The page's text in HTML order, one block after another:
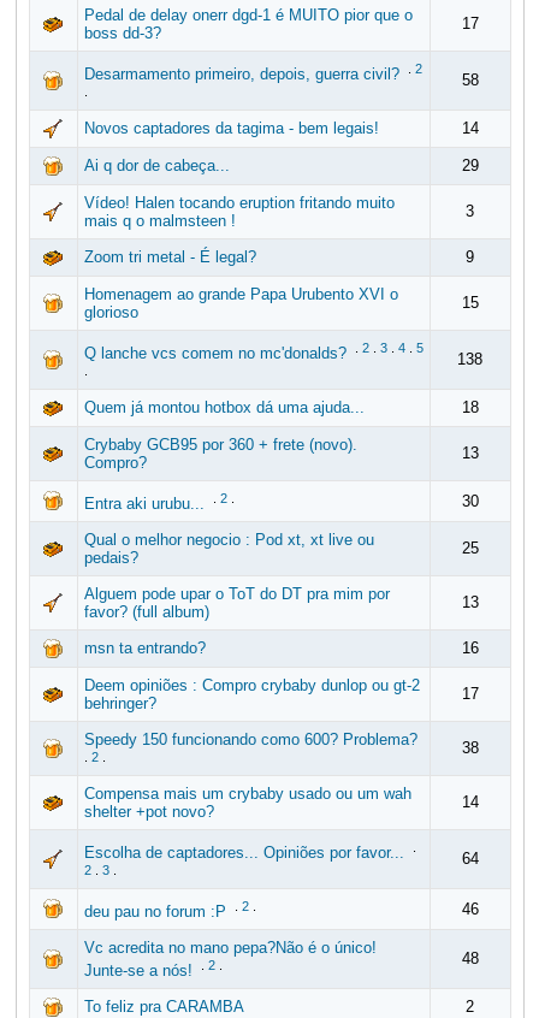
Pedal de delay onerr dgd-1 é MUITO pior que o
boss dd-3?
17
Desarmamento primeiro, depois, guerra civil?
2
58
Novos captadores da tagima - bem legais! 14
Ai q dor de cabeça... 29
Vídeo! Halen tocando eruption fritando muito
mais q o malmsteen !
3
Zoom tri metal - É legal? 9
Homenagem ao grande Papa Urubento XVI o
glorioso
15
Q lanche vcs comem no mc'donalds? 2. 3. 4. 5
138
Quem já montou hotbox dá uma ajuda... 18
Crybaby GCB95 por 360 + frete (novo).
Compro?
13
Entra aki urubu... 2. 30
Qual o melhor negocio : Pod xt, xt live ou
pedais?
25
Alguem pode upar o ToT do DT pra mim por
favor? (full album)
13
msn ta entrando? 16
Deem opiniões : Compro crybaby dunlop ou gt-2
behringer?
17
Speedy 150 funcionando como 600? Problema?
2. 38
Compensa mais um crybaby usado ou um wah
shelter +pot novo?
14
Escolha de captadores... Opiniões por favor...
2. 3.
64
deu pau no forum :P 2. 46
Vc acredita no mano pepa?Não é o único!
Junte-se a nós!
2. 48
To feliz pra CARAMBA 2